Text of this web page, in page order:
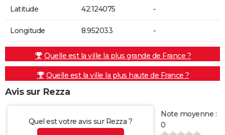
Latitude 42.124075 -
Longitude 8.952033 -
Quelle est la ville la plus grande de France ?
Quelle est la ville la plus haute de France ?
Avis sur Rezza
Quel est votre avis sur Rezza ?
Note moyenne :
0